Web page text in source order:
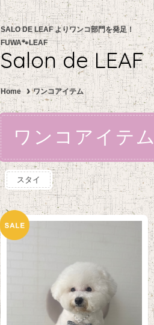
SALO DE LEAF よりワンコ部門を発足！
FUWA🐾LEAF
Salon de LEAF
Home ワンコアイテム
ワンコアイテム
スタイ